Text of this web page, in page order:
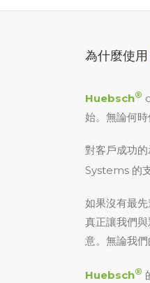
為什麼使用
Huebsch®
始。無論何時
對客戶成功
Systems 的
如果沒有最
真正讓我們
意。無論我們
Huebsch®